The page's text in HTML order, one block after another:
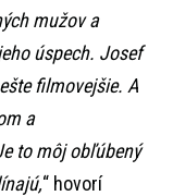
mužov a
úspech. Josef
filmovejšie. A
a
to môj obľúbený
“ hovorí